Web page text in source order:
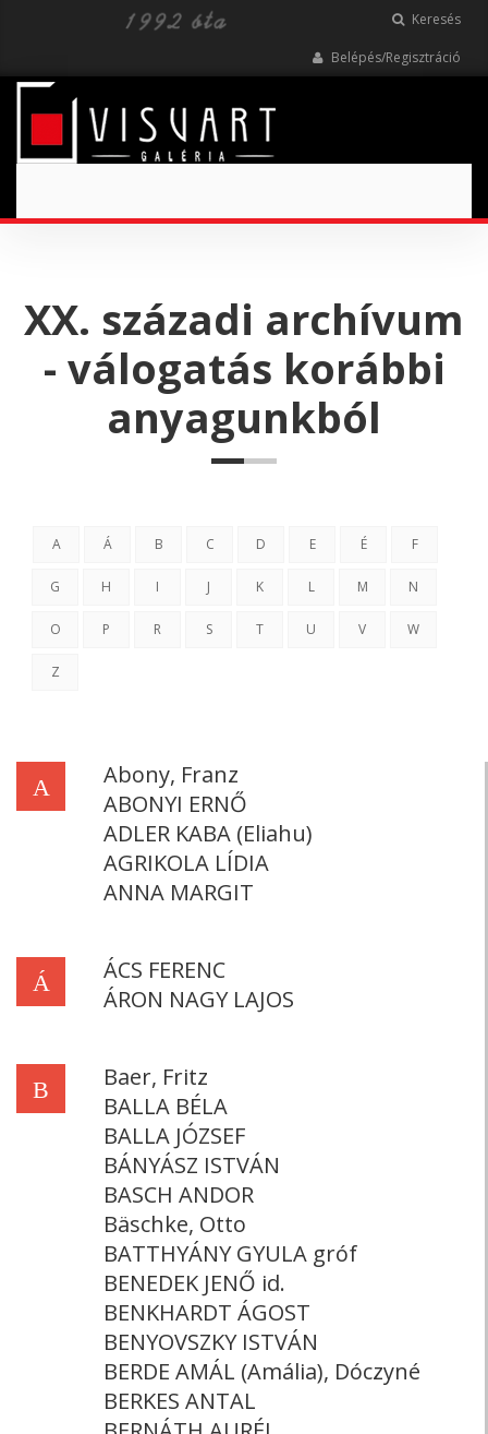
Keresés
Belépés/Regisztráció
XX. századi archívum
- válogatás korábbi
anyagunkból
A Á B C D E É F
G H I J K L M N
O P R S T U V W
Z
A
Abony, Franz
ABONYI ERNŐ
ADLER KABA (Eliahu)
AGRIKOLA LÍDIA
ANNA MARGIT
Á
ÁCS FERENC
ÁRON NAGY LAJOS
B
Baer, Fritz
BALLA BÉLA
BALLA JÓZSEF
BÁNYÁSZ ISTVÁN
BASCH ANDOR
Bäschke, Otto
BATTHYÁNY GYULA gróf
BENEDEK JENŐ id.
BENKHARDT ÁGOST
BENYOVSZKY ISTVÁN
BERDE AMÁL (Amália), Dóczyné
BERKES ANTAL